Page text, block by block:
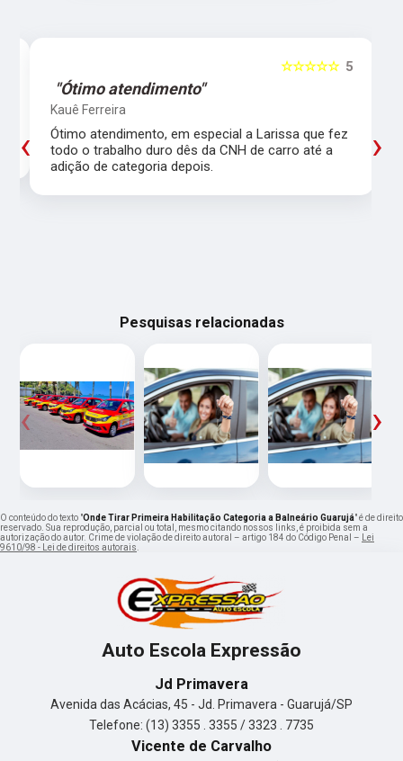
5
☆☆☆☆☆
"Ótimo atendimento"
Kauê Ferreira
Ótimo atendimento, em especial a Larissa que fez
todo o trabalho duro dês da CNH de carro até a
adição de categoria depois.
‹ ›
Pesquisas relacionadas
‹ ›
O conteúdo do texto "Onde Tirar Primeira Habilitação Categoria a Balneário Guarujá" é de direito
reservado. Sua reprodução, parcial ou total, mesmo citando nossos links, é proibida sem a
autorização do autor. Crime de violação de direito autoral – artigo 184 do Código Penal –
Lei
9610/98 - Lei de direitos autorais
Auto Escola Expressão
Jd Primavera
Avenida das Acácias, 45 - Jd. Primavera - Guarujá/SP
Telefone: (13) 3355 . 3355 / 3323 . 7735
Vicente de Carvalho